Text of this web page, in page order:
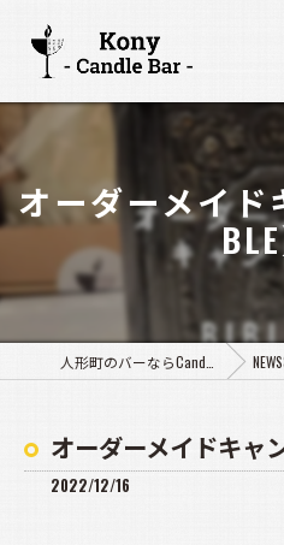
オーダーメイ
オーダーメイドキャ
2022/12/16